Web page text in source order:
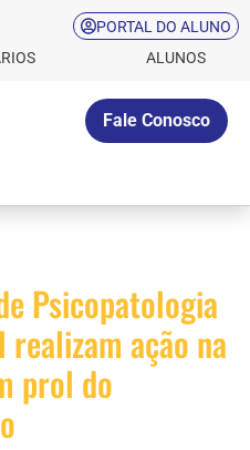
PORTAL DO ALUNO
ALUNOS
Fale Conosco
Psicopatologia
realizam ação na
prol do